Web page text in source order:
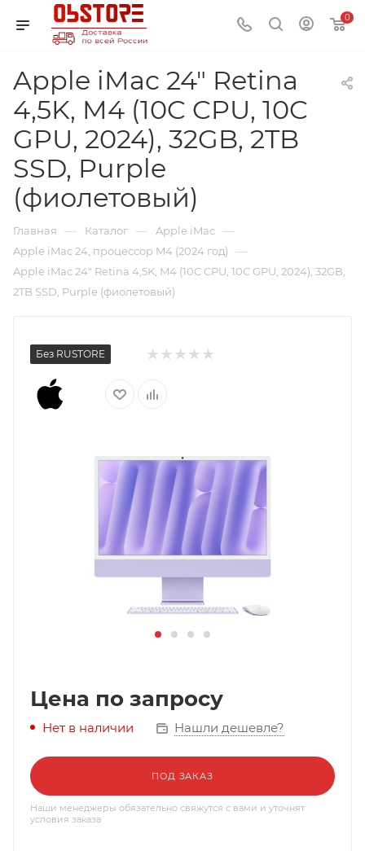
0
Apple iMac 24" Retina
4,5K, M4 (10C CPU, 10C
GPU, 2024), 32GB, 2TB
SSD, Purple
(фиолетовый)
Главная — Каталог — Apple iMac —
Apple iMac 24, процессор M4 (2024 год) —
Apple iMac 24" Retina 4,5K, M4 (10C CPU, 10C GPU, 2024), 32GB,
2TB SSD, Purple (фиолетовый)
Без RUSTORE
Цена по запросу
Нет в наличии Нашли дешевле?
ПОД ЗАКАЗ
Наши менеджеры обязательно свяжутся с вами и уточнят
условия заказа